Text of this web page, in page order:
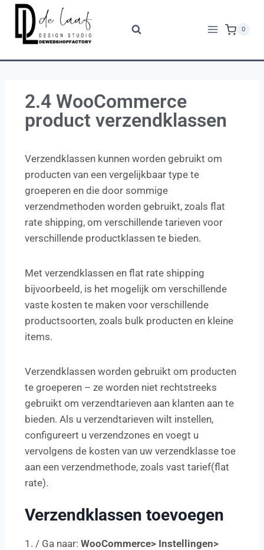
0
2.4 WooCommerce
product verzendklassen
Verzendklassen kunnen worden gebruikt om
producten van een vergelijkbaar type te
groeperen en die door sommige
verzendmethoden worden gebruikt, zoals flat
rate shipping, om verschillende tarieven voor
verschillende productklassen te bieden.
Met verzendklassen en flat rate shipping
bijvoorbeeld, is het mogelijk om verschillende
vaste kosten te maken voor verschillende
productsoorten, zoals bulk producten en kleine
items.
Verzendklassen worden gebruikt om producten
te groeperen – ze worden niet rechtstreeks
gebruikt om verzendtarieven aan klanten aan te
bieden. Als u verzendtarieven wilt instellen,
configureert u verzendzones en voegt u
vervolgens de kosten van uw verzendklasse toe
aan een verzendmethode, zoals vast tarief(flat
rate).
Verzendklassen toevoegen
1. / Ga naar: WooCommerce> Instellingen>